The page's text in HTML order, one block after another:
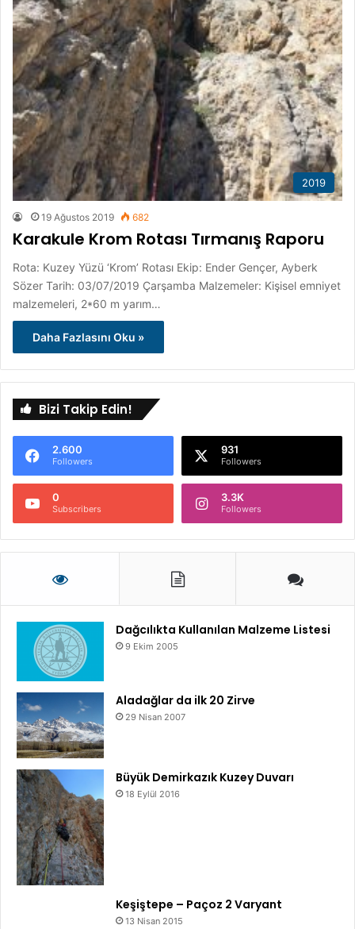
2019
19 Ağustos 2019 682
Karakule Krom Rotası Tırmanış Raporu
Rota: Kuzey Yüzü ‘Krom’ Rotası Ekip: Ender Gençer, Ayberk
Sözer Tarih: 03/07/2019 Çarşamba Malzemeler: Kişisel emniyet
malzemeleri, 2*60 m yarım…
Daha Fazlasını Oku »
Bizi Takip Edin!
2.600
Followers
931
Followers
0
Subscribers
3.3K
Followers
Dağcılıkta Kullanılan Malzeme Listesi
9 Ekim 2005
Aladağlar da ilk 20 Zirve
29 Nisan 2007
Büyük Demirkazık Kuzey Duvarı
18 Eylül 2016
Keşiştepe – Paçoz 2 Varyant
13 Nisan 2015